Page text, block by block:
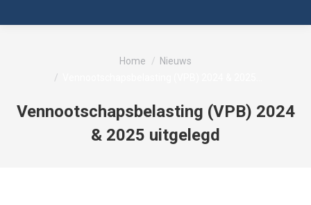
Vennootschapsbelasting (VPB) 2024
& 2025 uitgelegd
Home
Nieuws